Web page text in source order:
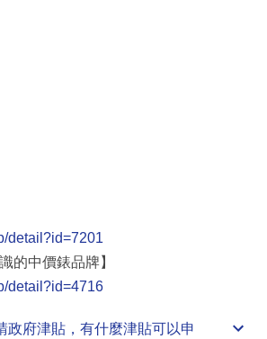
detail?id=7201
的中價錶品牌】
detail?id=4716
政府津貼 ，有什麼津貼可以申